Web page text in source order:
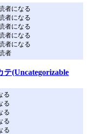
者になる
者になる
者になる
者になる
者になる
者
テ(Uncategorizable
る
る
る
る
る